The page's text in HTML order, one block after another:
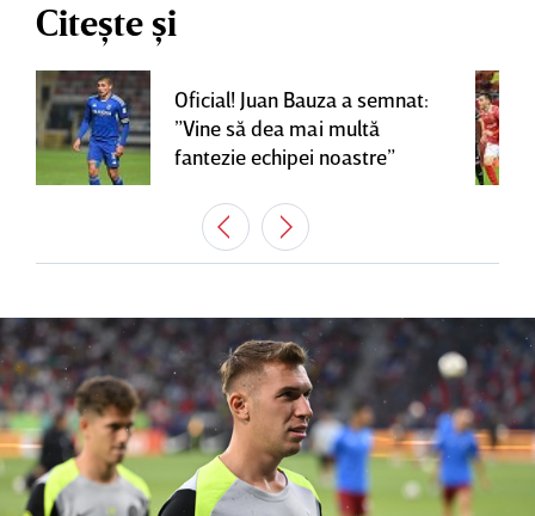
Citește și
Oficial! Juan Bauza a semnat:
”Vine să dea mai multă
fantezie echipei noastre”